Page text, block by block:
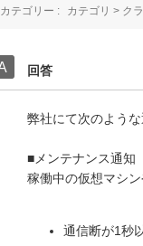
カテゴリー : カテゴリ > ク
回答
弊社にて次のよう
■メンテナンス通知
稼働中の仮想マシ
通信断が1秒